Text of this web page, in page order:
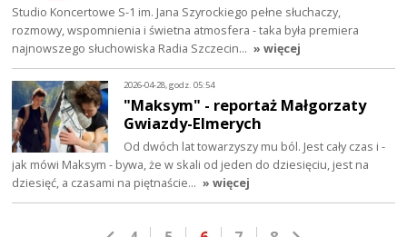
Studio Koncertowe S-1 im. Jana Szyrockiego pełne słuchaczy,
rozmowy, wspomnienia i świetna atmosfera - taka była premiera
najnowszego słuchowiska Radia Szczecin… » więcej
2026-04-28, godz. 05:54
"Maksym" - reportaż Małgorzaty
Gwiazdy-Elmerych
Od dwóch lat towarzyszy mu ból. Jest cały czas i -
jak mówi Maksym - bywa, że w skali od jeden do dziesięciu, jest na
dziesięć, a czasami na piętnaście… » więcej